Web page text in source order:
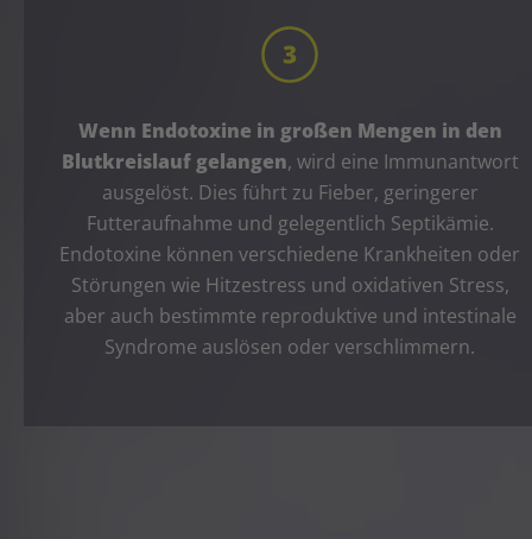
Wenn Endotoxine in großen Mengen in den
Blutkreislauf gelangen, wird eine Immunantwort
ausgelöst. Dies führt zu Fieber, geringerer
Futteraufnahme und gelegentlich Septikämie.
Endotoxine können verschiedene Krankheiten oder
Störungen wie Hitzestress und oxidativen Stress,
aber auch bestimmte reproduktive und intestinale
Syndrome auslösen oder verschlimmern.